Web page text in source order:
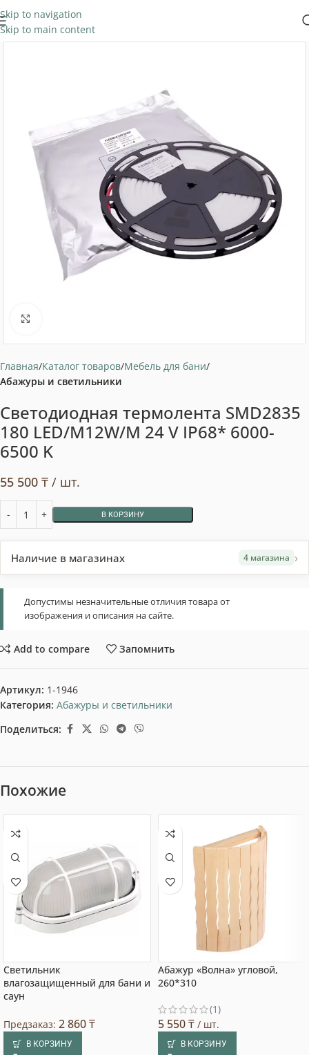
Skip to navigation
Skip to main content
Главная Каталог товаров Мебель для бани
Абажуры и светильники
Светодиодная термолента SMD2835
180 LED/M12W/M 24 V IP68* 6000-
6500 K
55 500 ₸ / шт.
В КОРЗИНУ
Наличие в магазинах 4 магазина ›
Допустимы незначительные отличия товара от
изображения и описания на сайте.
Add to compare Запомнить
Артикул: 1-1946
Категория: Абажуры и светильники
Поделиться:
Похожие
Светильник
влагозащищенный для бани и
саун
Предзаказ: 2 860₸
В КОРЗИНУ
Абажур «Волна» угловой,
260*310
(1)
5 550₸ / шт.
В КОРЗИНУ